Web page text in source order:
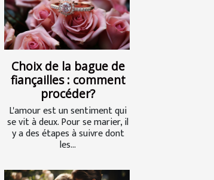
Choix de la bague de
fiançailles : comment
procéder?
L'amour est un sentiment qui
se vit à deux. Pour se marier, il
y a des étapes à suivre dont
les...